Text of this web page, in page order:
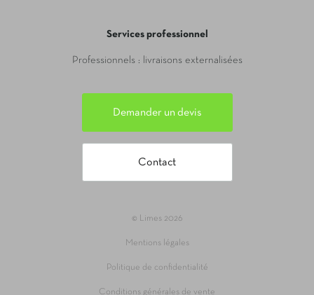
Services professionnel
Professionnels : livraisons externalisées
Demander un devis
Contact
© Limes 2026
Mentions légales
Politique de confidentialité
Conditions générales de vente